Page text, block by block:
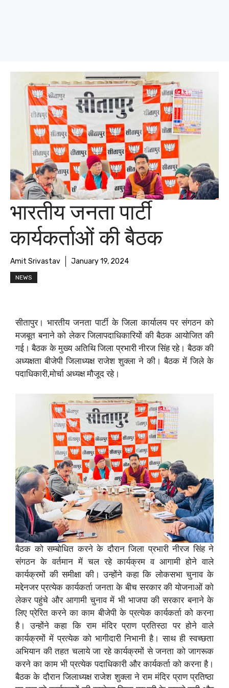
भारतीय जनता पार्टी
कार्यकर्ताओं की बैठक
Amit Srivastav January 19, 2024
NEWS
सीतापुर। भारतीय जनता पार्टी के जिला कार्यालय पर संगठन को
मजबूत बनाने को लेकर जिलापदाधिकारियों की बैठक आयोजित की
गई। बैठक के मुख्य अतिथि जिला प्रभारी नीरज सिंह रहे। बैठक की
अध्यक्षता बीजेपी जिलाध्यक्ष राजेश शुक्ला ने की। बैठक में जिले के
पदाधिकारी,मोर्चा अध्यक्ष मौजूद रहे।
बैठक को सम्बोधित करने के दौरान जिला प्रभारी नीरज सिंह ने
संगठन के वर्तमान में चल रहे कार्यक्रम व आगामी होने वाले
कार्यक्रमों की समीक्षा की। उन्होंने कहा कि लोकसभा चुनाव के
मद्देनजर प्रत्येक कार्यकर्ता जनता के बीच सरकार की योजनाओं को
लेकर पहुंचे और आगामी चुनाव में भी भाजपा की सरकार बनाने के
लिए प्रेरित करने का काम बीजेपी के प्रत्येक कार्यकर्ता को करना
है। उन्होंने कहा कि राम मंदिर प्राण प्रतिस्ठा पर होने वाले
कार्यक्रमों में प्रत्येक को भागीदारी निभानी है। साथ ही स्वच्छता
अभियान की तहत चलाये जा रहे कार्यक्रमों से जनता को जागरूक
करने का काम भी प्रत्येक पदाधिकारी और कार्यकर्ता को करना है।
बैठक के दौरान जिलाध्यक्ष राजेश शुक्ला ने राम मंदिर प्राण प्रतिष्ठा